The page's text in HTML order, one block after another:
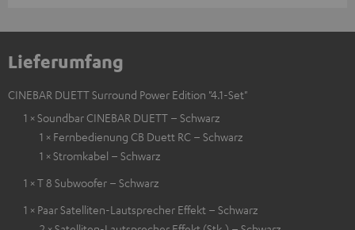
Lieferumfang
CINEBAR DUETT Surround Power Edition "4.1-Set"
1 × Soundbar CINEBAR DUETT – Schwarz
1 × Fernbedienung CB Duett RC – Schwarz
1 × Stromkabel – Schwarz
1 × T 8 Subwoofer – Schwarz
1 × Paar Satelliten-Lautsprecher Effekt – Schwarz